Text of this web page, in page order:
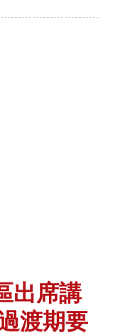
出席講
渡期要